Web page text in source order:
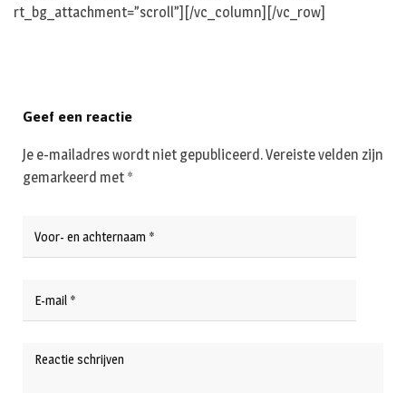
rt_bg_attachment=”scroll”][/vc_column][/vc_row]
Geef een reactie
Je e-mailadres wordt niet gepubliceerd.Vereiste velden zijn
gemarkeerd met *